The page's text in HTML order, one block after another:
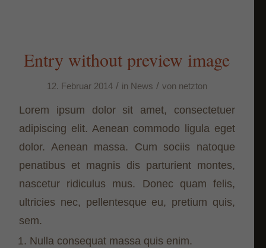
Entry without preview image
12. Februar 2014 / in News / von netzton
Lorem ipsum dolor sit amet, consectetuer
adipiscing elit. Aenean commodo ligula eget
dolor. Aenean massa. Cum sociis natoque
penatibus et magnis dis parturient montes,
nascetur ridiculus mus. Donec quam felis,
ultricies nec, pellentesque eu, pretium quis,
sem.
Nulla consequat massa quis enim.